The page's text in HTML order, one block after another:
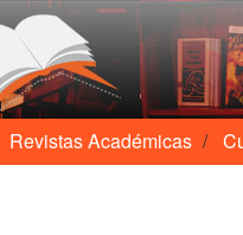
Revistas Académicas